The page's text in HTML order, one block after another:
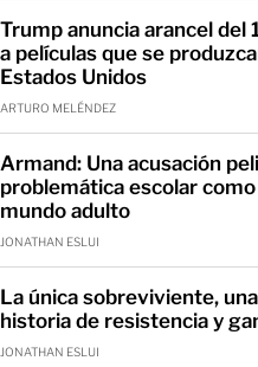
Trump anuncia arancel del
a películas que se
Estados Unidos
ARTURO MELÉNDEZ
Armand: Una acusación
problemática escolar
mundo adulto
JONATHAN ESLUI
La única sobreviviente,
historia de resistencia y
JONATHAN ESLUI